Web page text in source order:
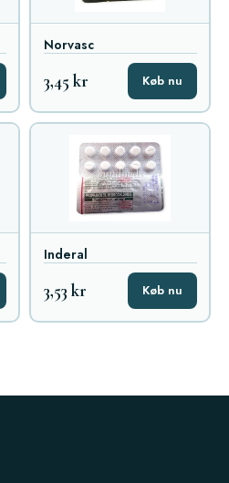
Norvasc
3,45 kr Køb nu
Inderal
3,53 kr Køb nu